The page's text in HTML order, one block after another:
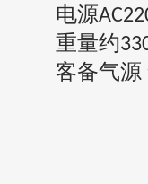
电源
重量约
客备气源